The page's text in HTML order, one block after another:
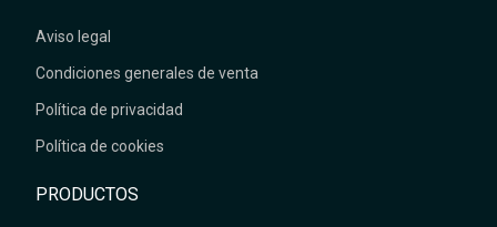
Aviso legal
Condiciones generales de venta
Política de privacidad
Política de cookies
PRODUCTOS